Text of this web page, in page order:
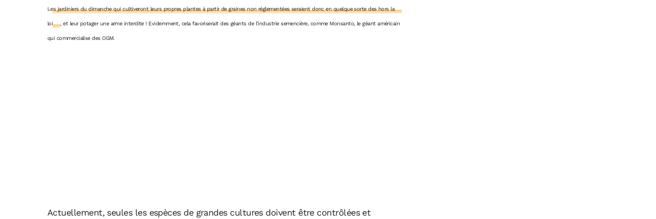
Les jardiniers du dimanche qui cultiveront leurs propres plantes à partir de graines non réglementées seraient donc en quelque sorte des hors la
loi , et leur potager une arme interdite ! Evidemment, cela favoriserait des géants de l'industrie semencière, comme Monsanto, le géant américain
qui commercialise des OGM.
Actuellement, seules les espèces de grandes cultures doivent être contrôlées et